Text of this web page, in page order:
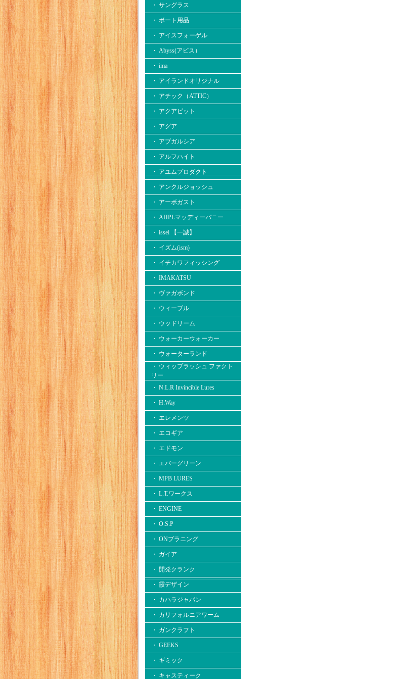
・ サングラス
・ ボート用品
・ アイスフォーゲル
・ Abyss(アビス）
・ ima
・ アイランドオリジナル
・ アチック（ATTIC）
・ アクアビット
・ アグア
・ アブガルシア
・ アルフハイト
・ アユムプロダクト
・ アンクルジョッシュ
・ アーボガスト
・ AHPLマッディーバニー
・ issei 【一誠】
・ イズム(ism)
・ イチカワフィッシング
・ IMAKATSU
・ ヴァガボンド
・ ウィーブル
・ ウッドリーム
・ ウォーカーウォーカー
・ ウォーターランド
・ ウィップラッシュ ファクト
リー
・ N.L.R Invincible Lures
・ H.Way
・ エレメンツ
・ エコギア
・ エドモン
・ エバーグリーン
・ MPB LURES
・ L.T.ワークス
・ ENGINE
・ O.S.P
・ ONプラニング
・ ガイア
・ 開発クランク
・ 霞デザイン
・ カハラジャパン
・ カリフォルニアワーム
・ ガンクラフト
・ GEEKS
・ ギミック
・ キャスティーク